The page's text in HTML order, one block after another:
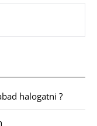
halogatni ?